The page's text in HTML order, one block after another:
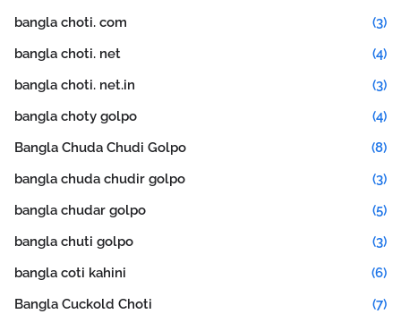
bangla choti. com
(3)
bangla choti. net
(4)
bangla choti. net.in
(3)
bangla choty golpo
(4)
Bangla Chuda Chudi Golpo
(8)
bangla chuda chudir golpo
(3)
bangla chudar golpo
(5)
bangla chuti golpo
(3)
bangla coti kahini
(6)
Bangla Cuckold Choti
(7)